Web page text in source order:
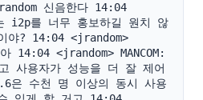
신음한다 14:04
i2p를 너무 홍보하길 원치 않
야? 14:04 <jrandom>
14:04 <jrandom> MANCOM:
사용자가 성능을 더 잘 제어
은 수천 명 이상의 동시 사용